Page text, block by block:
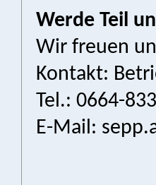
Werde Teil
Wir freuen
Kontakt:
Tel.: 0664-
E-Mail: